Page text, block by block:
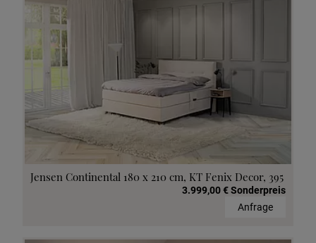
Jensen Continental 180 x 210 cm, KT Fenix Decor, 395
3.999,00 € Sonderpreis
Anfrage